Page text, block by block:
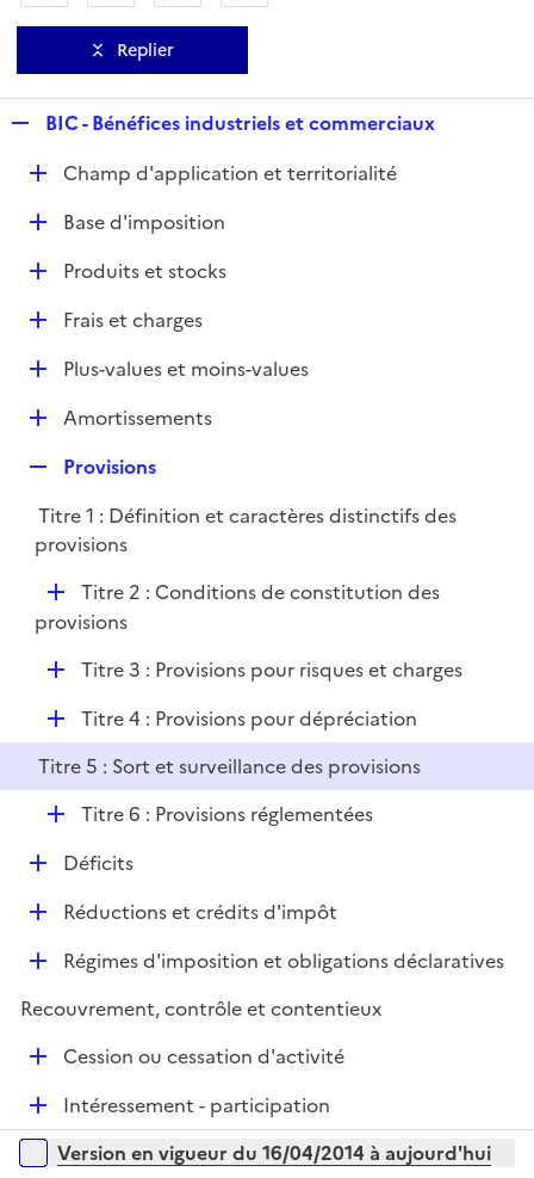
Replier
p
l
i
e
BIC - Bénéfices industriels et commerciaux
DChamp d'application et territorialité
DBase d'imposition
DProduits et stocks
DFrais et charges
D
p
e
r
Plus-values et moins-values
D
l
i
e
r
Amortissements
p
l
i
e
r
Provisions
Titre 1 : Définition et caractères distinctifs des
provisions
D
é
r
Titre 2 : Conditions de constitution des
provisions
D
i
Titre 3 : Provisions pour risques et charges
D
é
p
e
Titre 4 : Provisions pour dépréciation
Titre 5 : Sort et surveillance des provisions
D
p
l
i
e
Titre 6 : Provisions réglementées
D
e
Déficits
D
i
Réductions et crédits d'impôt
D
p
r
Régimes d'imposition et obligations déclaratives
Recouvrement, contrôle et contentieux
DCession ou cessation d'activité
D
é
p
Intéressement - participation
Versions sur la période
Version en vigueur du 16/04/2014 à aujourd'hui